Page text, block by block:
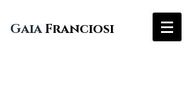
GaiaFranciosi